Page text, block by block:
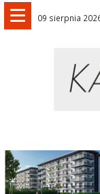
09 sierpnia